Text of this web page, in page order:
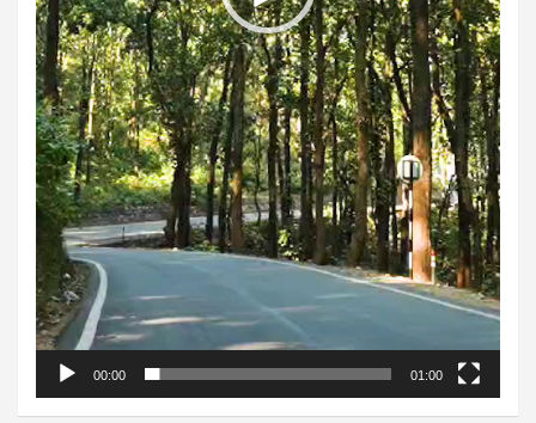
00:00 01:00